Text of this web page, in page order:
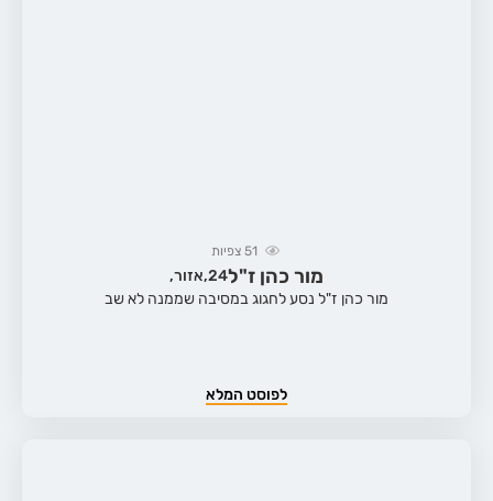
51צפיות
מור כהן ז"ל24, אזור,
מור כהן ז"ל נסע לחגוג במסיבה שממנה לא שב
לפוסט המלא